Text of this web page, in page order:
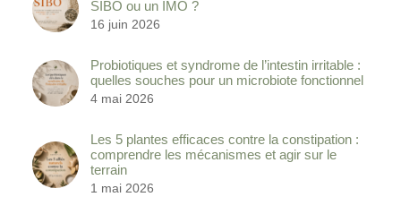
SIBO ou un IMO ?
16 juin 2026
Probiotiques et syndrome de l’intestin irritable :
quelles souches pour un microbiote fonctionnel
4 mai 2026
Les 5 plantes efficaces contre la constipation :
comprendre les mécanismes et agir sur le
terrain
1 mai 2026